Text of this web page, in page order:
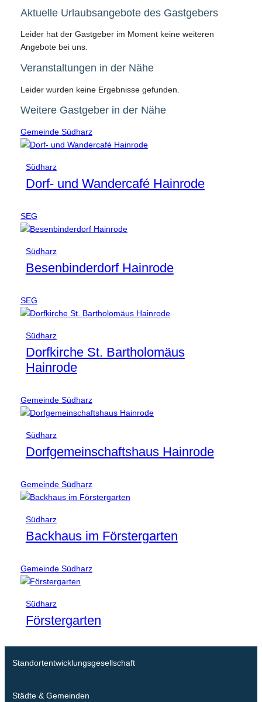
Aktuelle Urlaubsangebote des Gastgebers
Leider hat der Gastgeber im Moment keine weiteren
Angebote bei uns.
Veranstaltungen in der Nähe
Leider wurden keine Ergebnisse gefunden.
Weitere Gastgeber in der Nähe
Gemeinde Südharz
Südharz
Dorf- und Wandercafé Hainrode
SEG
Südharz
Besenbinderdorf Hainrode
SEG
Südharz
Dorfkirche St. Bartholomäus
Hainrode
Gemeinde Südharz
Südharz
Dorfgemeinschaftshaus Hainrode
Gemeinde Südharz
Südharz
Backhaus im Förstergarten
Gemeinde Südharz
Südharz
Förstergarten
Standortentwicklungsgesellschaft
Städte & Gemeinden